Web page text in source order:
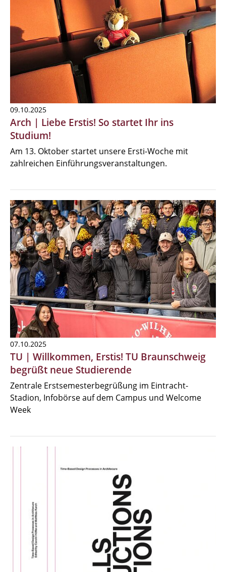
09.10.2025
Arch | Liebe Erstis! So startet Ihr ins
Studium!
Am 13. Oktober startet unsere Ersti-Woche mit
zahlreichen Einführungsveranstaltungen.
07.10.2025
TU | Willkommen, Erstis! TU Braunschweig
begrüßt neue Studierende
Zentrale Erstsemesterbegrüßung im Eintracht-
Stadion, Infobörse auf dem Campus und Welcome
Week